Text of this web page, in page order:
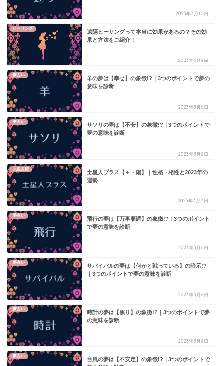
2023年3月10日
ヒーリング
遠隔ヒーリングって本当に効果があるの？その効
果と方法をご紹介！
2023年3月8日
夢占い
羊の夢は【幸せ】の象徴!?｜3つのポイントで夢の
意味を診断
2023年3月8日
夢占い
サソリの夢は【不安】の象徴!?｜3つのポイントで
夢の意味を診断
2023年3月8日
六星占術
土星人プラス【＋・陽】｜性格・相性と2023年の
運勢
2023年3月7日
夢占い
飛行の夢は【万事順調】の象徴!?｜3つのポイント
で夢の意味を診断
2023年3月6日
夢占い
サバイバルの夢は【何かと戦っている】の暗示!?
｜3つのポイントで夢の意味を診断
2023年3月6日
夢占い
時計の夢は【焦り】の象徴!?｜3つのポイントで夢
の意味を診断
2023年3月6日
夢占い
台風の夢は【不安定】の象徴!?｜3つのポイントで